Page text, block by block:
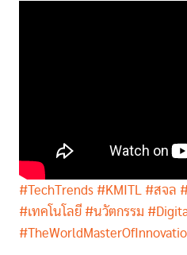
#TechTrends #KMITL #สจล
#เทคโนโลยี #นวัตกรรม